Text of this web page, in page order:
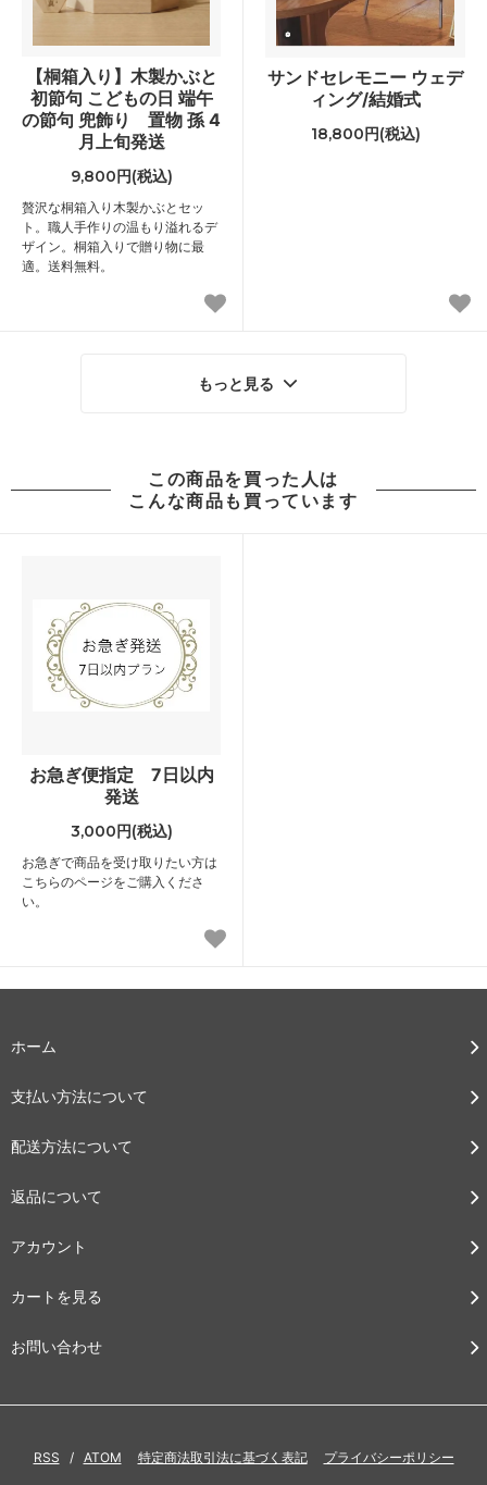
【桐箱入り】木製かぶと
初節句 こどもの日 端午
の節句 兜飾り 置物 孫 4
月上旬発送
9,800円(税込)
贅沢な桐箱入り木製かぶとセッ
ト。職人手作りの温もり溢れるデ
ザイン。桐箱入りで贈り物に最
適。送料無料。
サンドセレモニー ウェデ
ィング/結婚式
18,800円(税込)
もっと見る
この商品を買った人は
こんな商品も買っています
お急ぎ便指定 7日以内
発送
3,000円(税込)
お急ぎで商品を受け取りたい方は
こちらのページをご購入くださ
い。
ホーム
支払い方法について
配送方法について
返品について
アカウント
カートを見る
お問い合わせ
RSS / ATOM 特定商法取引法に基づく表記 プライバシーポリシー